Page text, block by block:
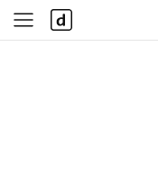
사
이
다
나
와